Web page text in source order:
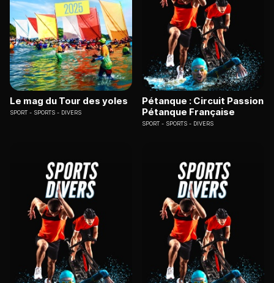
Le mag du Tour des yoles
SPORT SPORTS - DIVERS
Pétanque : Circuit Passion
Pétanque Française
SPORT SPORTS - DIVERS